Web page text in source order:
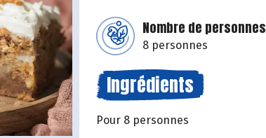
Nombre de personnes
8 personnes
Ingrédients
Pour 8 personnes